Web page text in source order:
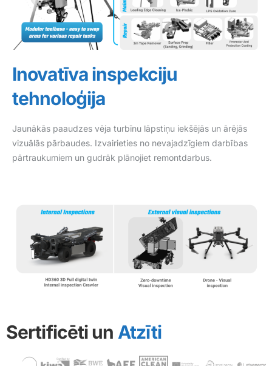
Inovatīva inspekciju
tehnoloģija
Jaunākās paaudzes vēja turbīnu lāpstiņu iekšējās un ārējās
vizuālās pārbaudes. Izvairieties no nevajadzīgiem darbības
pārtraukumiem un gudrāk plānojiet remontdarbus.
Sertificēti un Atzīti